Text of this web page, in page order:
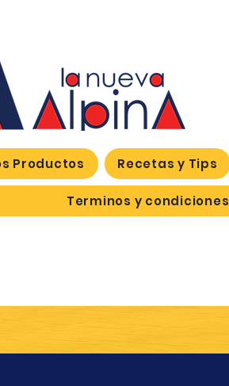
Productos Recetas y Tips
Terminos y condiciones